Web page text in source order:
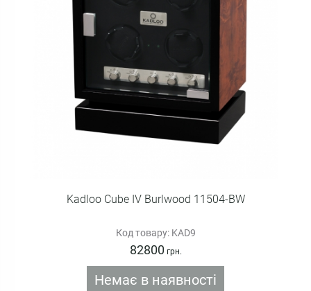
Kadloo Cube IV Burlwood 11504-BW
Код товару: KAD9
82800 грн.
Немає в наявності